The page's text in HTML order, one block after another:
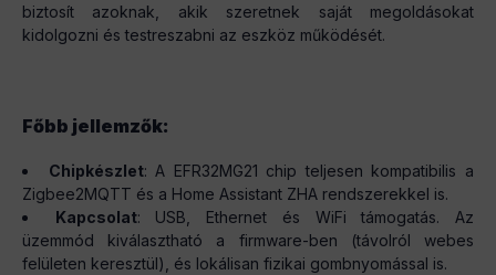
biztosít azoknak, akik szeretnek saját megoldásokat
kidolgozni és testreszabni az eszköz működését.
Főbb jellemzők:
Chipkészlet: A EFR32MG21 chip teljesen kompatibilis a
Zigbee2MQTT és a Home Assistant ZHA rendszerekkel is.
Kapcsolat: USB, Ethernet és WiFi támogatás. Az
üzemmód kiválasztható a firmware-ben (távolról webes
felületen keresztül), és lokálisan fizikai gombnyomással is.